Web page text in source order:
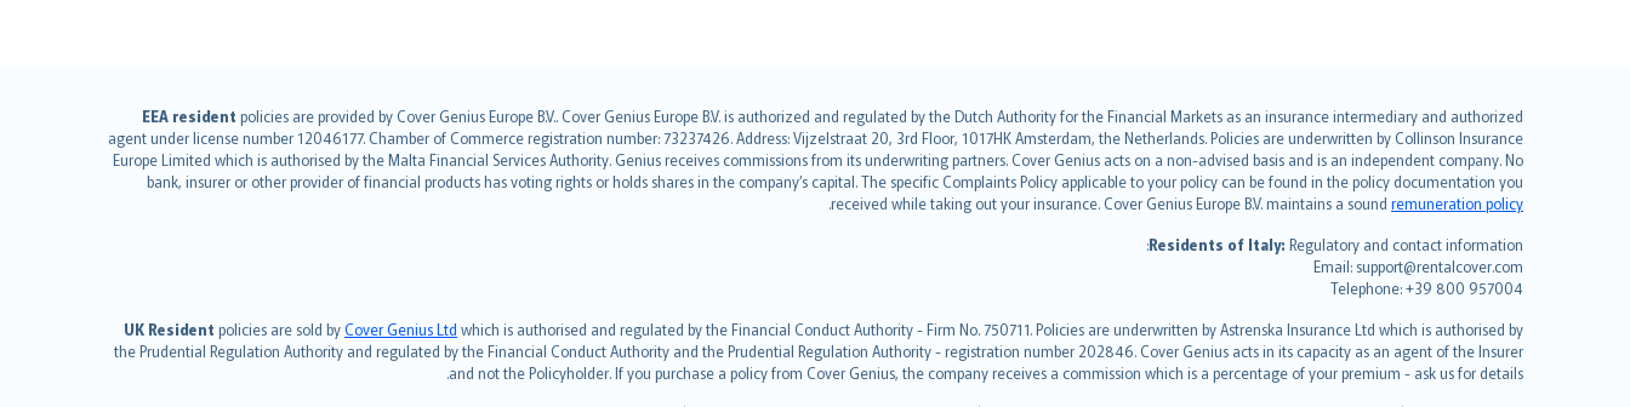
EEA resident policies are provided by Cover Genius Europe B.V.. Cover Genius Europe B.V. is authorized and regulated by the Dutch Authority for the Financial Markets as an insurance intermediary and authorized
agent under license number 12046177. Chamber of Commerce registration number: 73237426. Address: Vijzelstraat 20, 3rd Floor, 1017HK Amsterdam, the Netherlands. Policies are underwritten by Collinson Insurance
Europe Limited which is authorised by the Malta Financial Services Authority. Genius receives commissions from its underwriting partners. Cover Genius acts on a non-advised basis and is an independent company. No
bank, insurer or other provider of financial products has voting rights or holds shares in the company’s capital. The specific Complaints Policy applicable to your policy can be found in the policy documentation you
received while taking out your insurance. Cover Genius Europe B.V. maintains a sound remuneration policy
.
Residents of Italy: Regulatory and contact information:
Email: support@rentalcover.com
Telephone: +39 800 957004
UK Resident policies are sold byCover Genius Ltd which is authorised and regulated by the Financial Conduct Authority - Firm No. 750711. Policies are underwritten by Astrenska Insurance Ltd which is authorised by
the Prudential Regulation Authority and regulated by the Financial Conduct Authority and the Prudential Regulation Authority - registration number 202846. Cover Genius acts in its capacity as an agent of the Insurer
and not the Policyholder. If you purchase a policy from Cover Genius, the company receives a commission which is a percentage of your premium - ask us for details.
English (UK)
English (US)
Deutsch
français
Nederlands
español
italiano
简体中文
繁體中文
Português